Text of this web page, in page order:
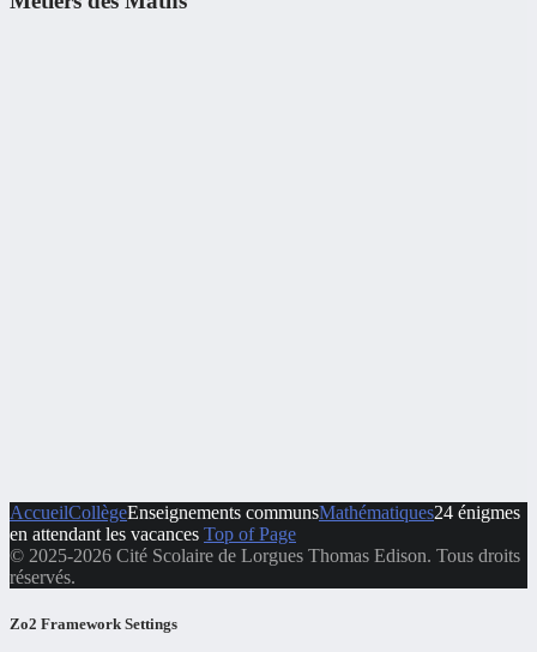
AccueilCollègeEnseignements communsMathématiques24 énigmes
en attendant les vacances Top of Page
© 2025-2026 Cité Scolaire de Lorgues Thomas Edison. Tous droits
réservés.
Zo2 Framework Settings